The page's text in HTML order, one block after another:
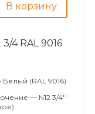
В корзину
4 RAL 9016
Белый (RAL 9016)
— N12 3/4''